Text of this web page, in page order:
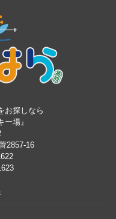
お探しなら
ー場』
2857-16